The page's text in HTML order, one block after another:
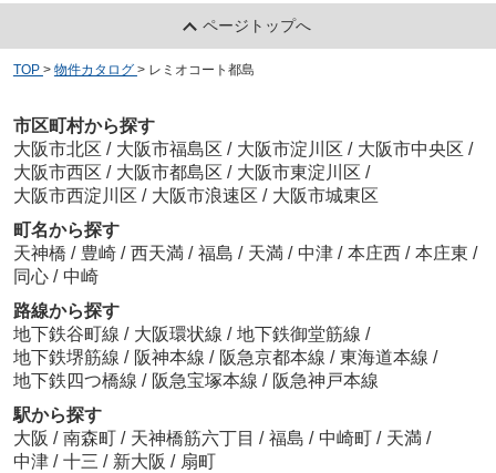
ページトップへ
TOP > 物件カタログ > レミオコート都島
市区町村から探す
大阪市北区 / 大阪市福島区 / 大阪市淀川区 / 大阪市中央区 /
大阪市西区 / 大阪市都島区 / 大阪市東淀川区 /
大阪市西淀川区 / 大阪市浪速区 / 大阪市城東区
町名から探す
天神橋 / 豊崎 / 西天満 / 福島 / 天満 / 中津 / 本庄西 / 本庄東 /
同心 / 中崎
路線から探す
地下鉄谷町線 / 大阪環状線 / 地下鉄御堂筋線 /
地下鉄堺筋線 / 阪神本線 / 阪急京都本線 / 東海道本線 /
地下鉄四つ橋線 / 阪急宝塚本線 / 阪急神戸本線
駅から探す
大阪 / 南森町 / 天神橋筋六丁目 / 福島 / 中崎町 / 天満 /
中津 / 十三 / 新大阪 / 扇町